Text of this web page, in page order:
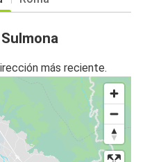
más reciente.